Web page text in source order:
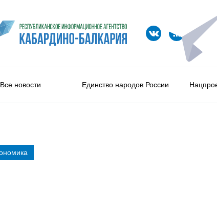
Все новости Единство народов России